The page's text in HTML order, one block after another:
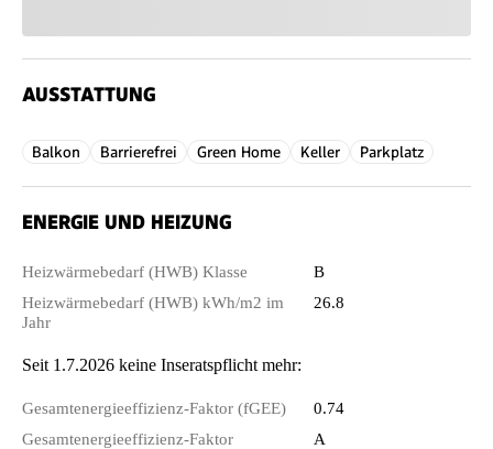
AUSSTATTUNG
Balkon Barrierefrei Green Home Keller Parkplatz
ENERGIE UND HEIZUNG
Heizwärmebedarf (HWB) Klasse
B
Heizwärmebedarf (HWB) kWh/m2 im
Jahr
26.8
Seit 1.7.2026 keine Inseratspflicht mehr:
Gesamtenergieeffizienz-Faktor (fGEE)
0.74
Gesamtenergieeffizienz-Faktor
A